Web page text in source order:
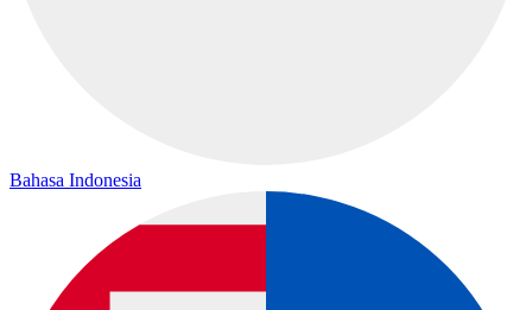
Bahasa Indonesia